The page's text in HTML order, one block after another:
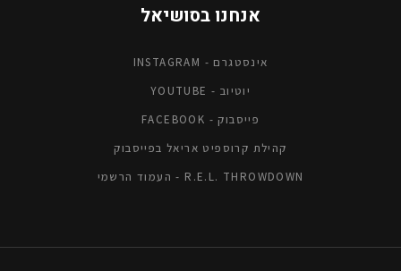
אנחנו בסושיאל
אינסטגרם - INSTAGRAM
יוטיוב - YOUTUBE
פייסבוק - FACEBOOK
קהילת קרוספיט אריאל בפייסבוק
R.E.L. THROWDOWN - העמוד הרשמי